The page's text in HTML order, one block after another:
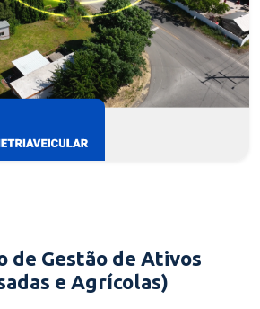
de Gestão de Ativos
e Agrícolas)